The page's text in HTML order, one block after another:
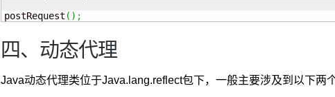
postRequest ( ) ;
四、动态代理
Java动态代理类位于Java.lang.reflect包下，一般主要涉及到以下两个